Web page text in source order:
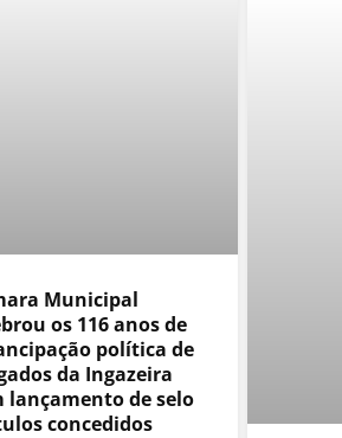
Municipal
os 116 anos de
política de
da Ingazeira
lançamento de selo
concedidos